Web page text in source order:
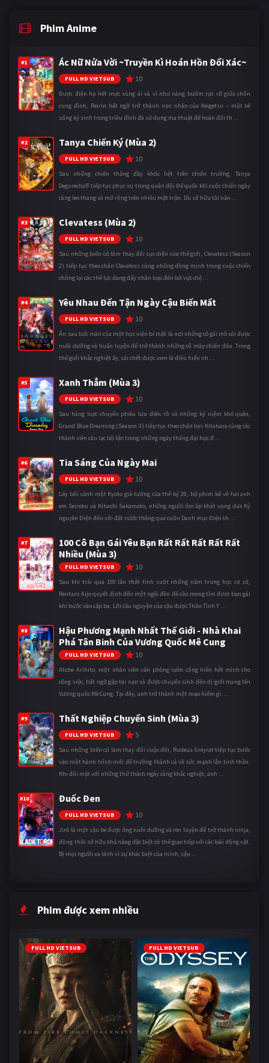
Phim Anime
#1 Ác Nữ Nửa Vời ~Truyền Kì Hoán Hồn Đổi Xác~
FULL HD VIETSUB 10
Được điện hạ hết mực sủng ái và ví như nàng bướm rực rỡ giữa chốn
cung đình, Reirin bất ngờ trở thành nạn nhân của Keigetsu – một kẻ
sống ký sinh trong triều đình đã sử dụng ma thuật để hoán đổi th ...
#2 Tanya Chiến Ký (Mùa 2)
FULL HD VIETSUB 10
Sau những chiến thắng đầy khốc liệt trên chiến trường, Tanya
Degurechaff tiếp tục phục vụ trong quân đội Đế quốc khi cuộc chiến ngày
càng leo thang và mở rộng trên nhiều mặt trận. Dù sở hữu tài năn ...
#3 Clevatess (Mùa 2)
FULL HD VIETSUB 10
Sau những biến cố làm thay đổi cục diện của thế giới, Clevatess (Season
2) tiếp tục theo chân Clevatess cùng những đồng minh trong cuộc chiến
chống lại các thế lực đang đẩy nhân loại đến bờ vực diệ ...
#4 Yêu Nhau Đến Tận Ngày Cậu Biến Mất
FULL HD VIETSUB 10
Ẩn sau bức màn của một học viện bí mật là nơi những cô gái mồ côi được
nuôi dưỡng và huấn luyện để trở thành những cỗ máy chiến đấu. Trong
thế giới khắc nghiệt ấy, cái chết được xem là điều hiển nh ...
#5 Xanh Thẳm (Mùa 3)
FULL HD VIETSUB 10
Sau hàng loạt chuyến phiêu lưu điên rồ và những kỷ niệm khó quên,
Grand Blue Dreaming (Season 3) tiếp tục theo chân Iori Kitahara cùng các
thành viên câu lạc bộ lặn trong những ngày tháng đại học đ ...
#6 Tia Sáng Của Ngày Mai
FULL HD VIETSUB 10
Lấy bối cảnh một Kyoto giả tưởng của thế kỷ 20, bộ phim kể về hai anh
em Seiroku và Kihachi Sakamoto, những người ôm ấp khát vọng đưa Kỷ
nguyên Điện đến với đất nước thông qua cuốn Danh mục Điện th ...
#7
100 Cô Bạn Gái Yêu Bạn Rất Rất Rất Rất Rất
Nhiều (Mùa 3)
FULL HD VIETSUB 10
Sau khi trải qua 100 lần thất tình suốt những năm trung học cơ sở,
Rentaro Aijo quyết định đến một ngôi đền để cầu mong tìm được bạn gái
khi bước vào cấp ba. Lời cầu nguyện của cậu được Thần Tình Y ...
#8
Hậu Phương Mạnh Nhất Thế Giới - Nhà Khai
Phá Tân Binh Của Vương Quốc Mê Cung
FULL HD VIETSUB 10
Atobe Arihito, một nhân viên văn phòng luôn cống hiến hết mình cho
công việc, bất ngờ gặp tai nạn và được chuyển sinh đến dị giới mang tên
Vương quốc Mê Cung. Tại đây, anh trở thành một mạo hiểm gi ...
#9 Thất Nghiệp Chuyển Sinh (Mùa 3)
FULL HD VIETSUB 5
Sau những biến cố làm thay đổi cuộc đời, Rudeus Greyrat tiếp tục bước
vào một hành trình mới để trưởng thành cả về sức mạnh lẫn tinh thần.
Khi đối mặt với những thử thách ngày càng khắc nghiệt, anh ...
#10 Đuốc Đen
FULL HD VIETSUB 10
Jirô là một cậu bé được ông nuôi dưỡng và rèn luyện để trở thành ninja,
đồng thời sở hữu khả năng đặc biệt có thể giao tiếp với các loài động vật.
Bị mọi người xa lánh vì sự khác biệt của mình, cậu ...
Phim được xem nhiều
FULL HD VIETSUB FULL HD VIETSUB